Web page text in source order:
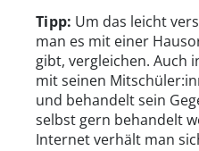
Tipp: Um das leicht
man es mit einer
gibt, vergleichen. Auch
mit seinen
und behandelt sein
selbst gern behandelt
Internet verhält man